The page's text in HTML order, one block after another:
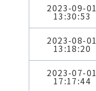
2023-09-01
13:30:53
2023-08-01
13:18:20
2023-07-01
17:17:44